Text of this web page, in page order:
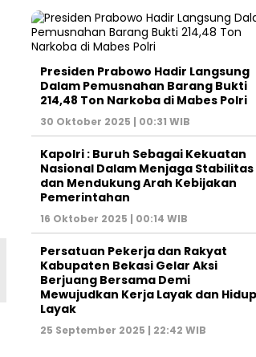
Presiden Prabowo Hadir Langsung
Dalam Pemusnahan Barang Bukti
214,48 Ton Narkoba di Mabes Polri
30 Oktober 2025 | 00:31 WIB
Kapolri : Buruh Sebagai Kekuatan
Nasional Dalam Menjaga Stabilitas
dan Mendukung Arah Kebijakan
Pemerintahan
16 Oktober 2025 | 00:14 WIB
Persatuan Pekerja dan Rakyat
Kabupaten Bekasi Gelar Aksi
Berjuang Bersama Demi
Mewujudkan Kerja Layak dan Hidup
Layak
25 September 2025 | 22:42 WIB